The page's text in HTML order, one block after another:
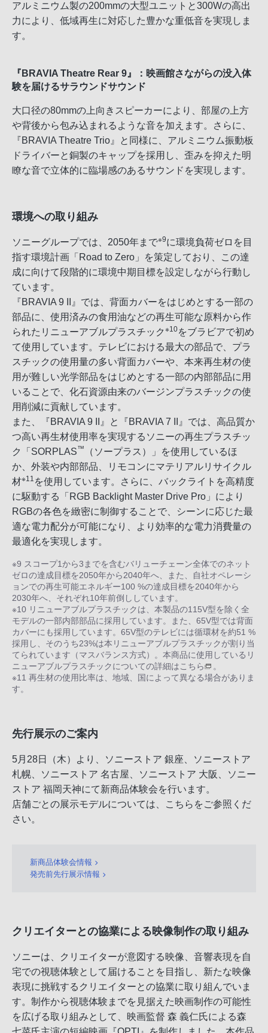
アルミニウム製の200mmの大型ユニットと300Wの高出
力により、低域再生に対応した豊かな重低音を実現しま
す。
『BRAVIA Theatre Rear 9』：映画館さながらの没入体
験を届けるサラウンドサウンド
大口径の80mmの上向きスピーカーにより、部屋の上方
や背後から包み込まれるような音を加えます。さらに、
『BRAVIA Theatre Trio』と同様に、アルミニウム振動板
ドライバーと銅製のキャップを採用し、歪みを抑えた明
瞭な音で立体的に臨場感のあるサウンドを実現します。
環境への取り組み
ソニーグループでは、2050年まで※9に環境負荷ゼロを目
指す環境計画「Road to Zero」を策定しており、この達
成に向けて段階的に環境中期目標を設定しながら行動し
ています。
『BRAVIA 9 II』では、背面カバーをはじめとする一部の
部品に、使用済みの食用油などの再生可能な原料から作
られたリニューアブルプラスチック ※10をブラビアで初め
て使用しています。テレビにおける最大の部品で、プラ
スチックの使用量の多い背面カバーや、本来再生材の使
用が難しい光学部品をはじめとする一部の内部部品に用
いることで、化石資源由来のバージンプラスチックの使
用削減に貢献しています。
また、『BRAVIA 9 II』と『BRAVIA 7 II』では、高品質か
つ高い再生材使用率を実現するソニーの再生プラスチッ
ク「SORPLAS™
（ソープラス）」を使用しているほ
か、外装や内部部品、リモコンにマテリアルリサイクル
材※11 を使用しています。さらに、バックライトを高精度
に駆動する「RGB Backlight Master Drive Pro」により
RGBの各色を緻密に制御することで、シーンに応じた最
適な電力配分が可能になり、より効率的な電力消費量の
最適化を実現します。
※9 スコープ1から3までを含むバリューチェーン全体でのネット
ゼロの達成目標を2050年から2040年へ、また、自社オペレーシ
ョンでの再生可能エネルギー100 %の達成目標を2040年から
2030年へ、それぞれ10年前倒ししています。
※10 リニューアブルプラスチックは、本製品の115V型を除く全
モデルの一部内部部品に採用しています。また、65V型では背面
カバーにも採用しています。65V型のテレビには循環材を約51 %
採用し、そのうち23%は本リニューアブルプラスチックが割り当
てられています（マスバランス方式）。本商品に使用しているリ
ニューアブルプラスチックについての詳細は こちら
。
※11 再生材の使用比率は、地域、国によって異なる場合がありま
す。
先行展示のご案内
5月28日（木）より、ソニーストア 銀座、ソニーストア
札幌、ソニーストア 名古屋、ソニーストア 大阪、ソニー
ストア 福岡天神にて新商品体験会を行います。
店舗ごとの展示モデルについては、こちらをご参照くだ
さい。
新商品体験会情報
発売前先行展示情報
クリエイターとの協業による映像制作の取り組み
ソニーは、クリエイターが意図する映像、音響表現を自
宅での視聴体験として届けることを目指し、新たな映像
表現に挑戦するクリエイターとの協業に取り組んでいま
す。制作から視聴体験までを見据えた映画制作の可能性
を広げる取り組みとして、映画監督 森 義仁氏による森